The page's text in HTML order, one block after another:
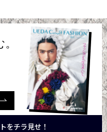
をチラ見せ！